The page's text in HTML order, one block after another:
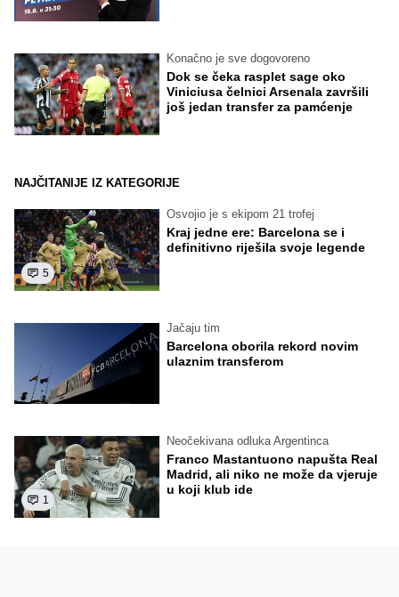
Konačno je sve dogovoreno
Dok se čeka rasplet sage oko
Viniciusa čelnici Arsenala završili
još jedan transfer za pamćenje
NAJČITANIJE IZ KATEGORIJE
5
Osvojio je s ekipom 21 trofej
Kraj jedne ere: Barcelona se i
definitivno riješila svoje legende
Jačaju tim
Barcelona oborila rekord novim
ulaznim transferom
1
Neočekivana odluka Argentinca
Franco Mastantuono napušta Real
Madrid, ali niko ne može da vjeruje
u koji klub ide